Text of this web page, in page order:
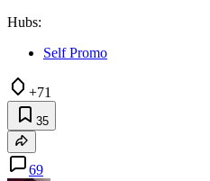
Hubs:
Self Promo
+71
35
69